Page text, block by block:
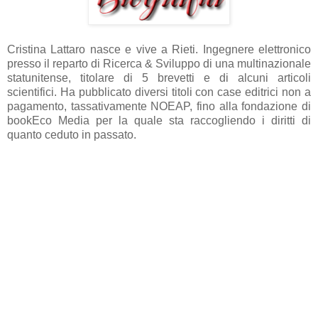
Cristina Lattaro nasce e vive a Rieti. Ingegnere elettronico
presso il reparto di Ricerca & Sviluppo di una multinazionale
statunitense, titolare di 5 brevetti e di alcuni articoli
scientifici. Ha pubblicato diversi titoli con case editrici non a
pagamento, tassativamente NOEAP, fino alla fondazione di
bookEco Media per la quale sta raccogliendo i diritti di
quanto ceduto in passato.